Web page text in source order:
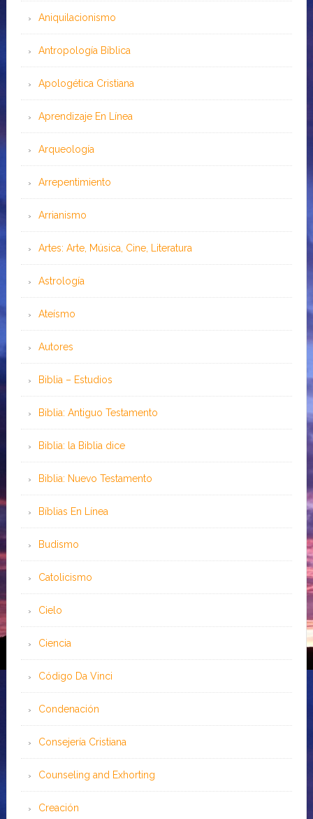
Aniquilacionismo
Antropología Bíblica
Apologética Cristiana
Aprendizaje En Línea
Arqueología
Arrepentimiento
Arrianismo
Artes: Arte, Música, Cine, Literatura
Astrología
Ateísmo
Autores
Biblia – Estudios
Biblia: Antiguo Testamento
Biblia: la Biblia dice
Biblia: Nuevo Testamento
Bíblias En Línea
Budismo
Catolicismo
Cielo
Ciencia
Código Da Vinci
Condenación
Consejería Cristiana
Counseling and Exhorting
Creación